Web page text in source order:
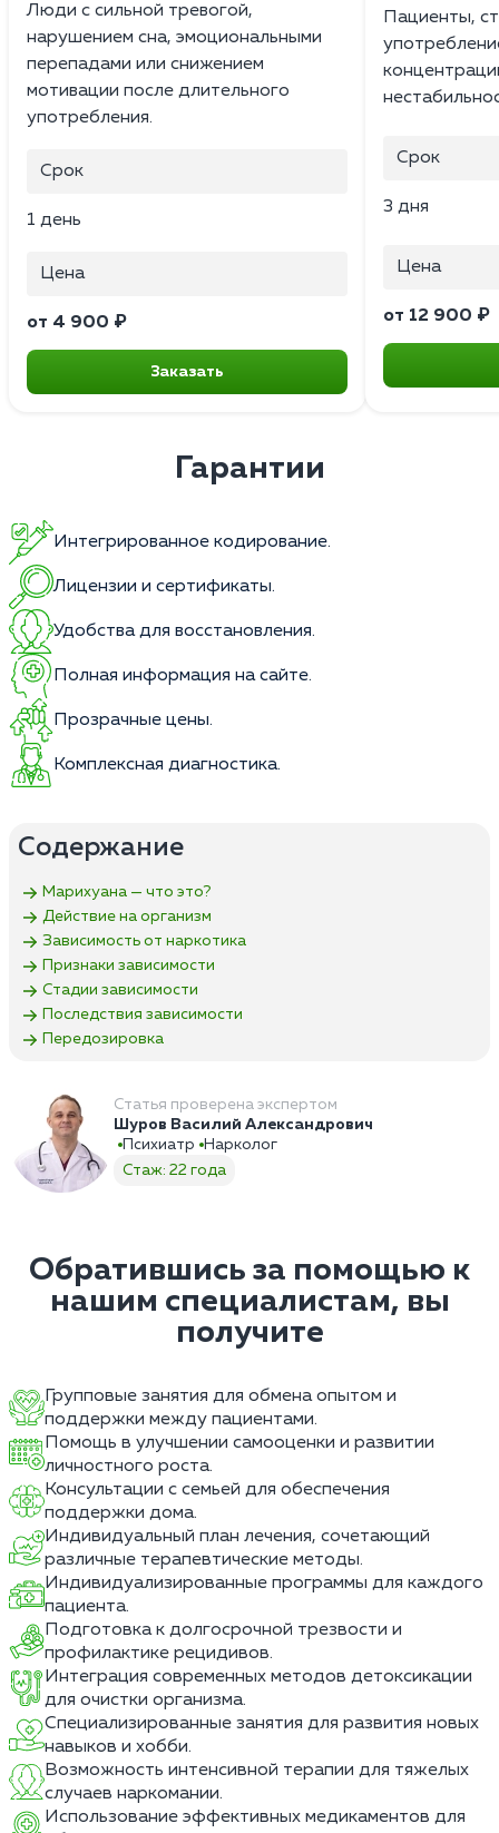
Люди с сильной тревогой,
нарушением сна, эмоциональными
перепадами или снижением
мотивации после длительного
употребления.
Срок
1 день
Цена
от 4 900 ₽
Заказать
Пациенты,
Срок
3 дня
Цена
от 12 900 ₽
Гарантии
Интегрированное кодирование.
Лицензии и сертификаты.
Удобства для восстановления.
Полная информация на сайте.
Прозрачные цены.
Комплексная диагностика.
Содержание
Марихуана — что это?
Действие на организм
Зависимость от наркотика
Признаки зависимости
Стадии зависимости
Последствия зависимости
Передозировка
Статья проверена экспертом
Шуров Василий Александрович
Психиатр
Нарколог
Стаж: 22 года
Обратившись за помощью к
нашим специалистам, вы
получите
Групповые занятия для обмена опытом и
поддержки между пациентами.
Помощь в улучшении самооценки и развитии
личностного роста.
Консультации с семьей для обеспечения
поддержки дома.
Индивидуальный план лечения, сочетающий
различные терапевтические методы.
Индивидуализированные программы для каждого
пациента.
Подготовка к долгосрочной трезвости и
профилактике рецидивов.
Интеграция современных методов детоксикации
для очистки организма.
Специализированные занятия для развития новых
навыков и хобби.
Возможность интенсивной терапии для тяжелых
случаев наркомании.
Использование эффективных медикаментов для